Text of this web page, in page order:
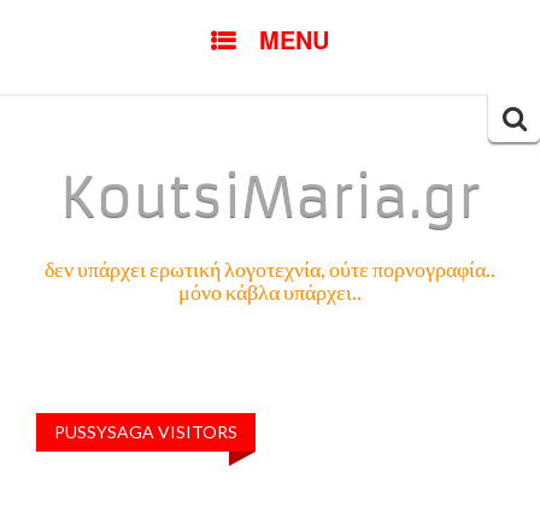
MENU
KoutsiMaria.gr
δεν υπάρχει ερωτική λογοτεχνία, ούτε πορνογραφία..
μόνο κάβλα υπάρχει..
PUSSYSAGA VISITORS